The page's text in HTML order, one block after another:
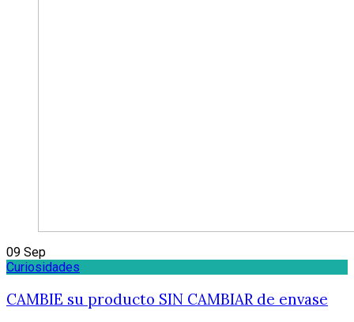
09 Sep
Curiosidades
CAMBIE su producto SIN CAMBIAR de envase